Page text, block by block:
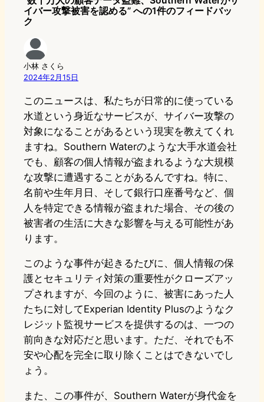
イバー攻撃被害を認める” への1件のフィードバッ
ク
小林 さくら
2024年2月15日
このニュースは、私たちが日常的に使っている
水道という身近なサービスが、サイバー攻撃の
対象になることがあるという現実を教えてくれ
ますね。Southern Waterのような大手水道会社
でも、顧客の個人情報が盗まれるような大規模
な攻撃に遭遇することがあるんですね。特に、
名前や生年月日、そして銀行口座番号など、個
人を特定できる情報が盗まれた場合、その後の
被害者の生活に大きな影響を与える可能性があ
ります。
このような事件が起きるたびに、個人情報の保
護とセキュリティ対策の重要性がクローズアッ
プされますが、今回のように、被害にあった人
たちに対してExperian Identity Plusのようなク
レジット監視サービスを提供するのは、一つの
前向きな対応だと思います。ただ、それでも不
安や心配を完全に取り除くことはできないでし
ょう。
また、この事件が、Southern Waterが身代金を